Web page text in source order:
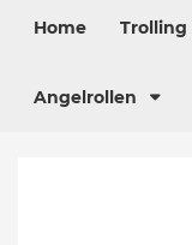
Home Trolling
Angelrollen